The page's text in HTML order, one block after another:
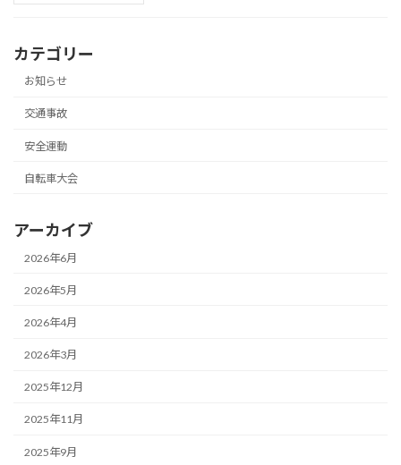
カテゴリー
お知らせ
交通事故
安全運動
自転車大会
アーカイブ
2026年6月
2026年5月
2026年4月
2026年3月
2025年12月
2025年11月
2025年9月